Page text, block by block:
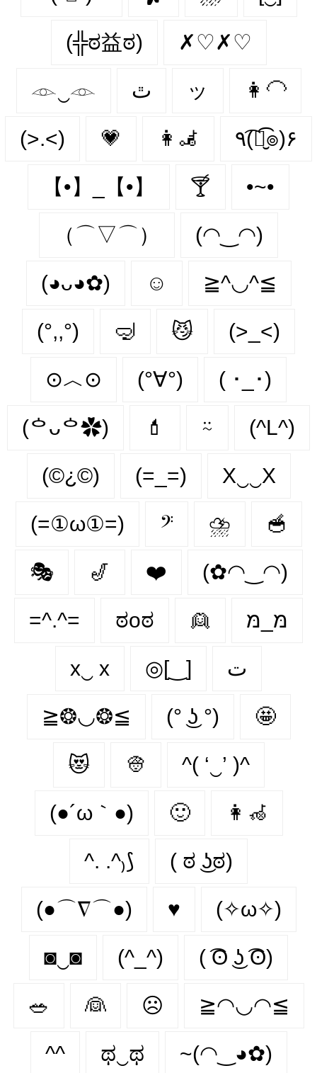
(╬ಠ益ಠ) ✗♡✗♡
𓁹‿𓁹 ٿ ッ 👩‍🦲
(>.<) 💗 👩‍🦼‍ ٩(͡๏̮͡๏)۶
【•】_【•】 🍸 •~•
（⌒▽⌒） (◠‿◠)
(◕ᴗ◕✿) ☺️ ≧^◡^≦
(°,,°) 🤿 😼 (>_<)
⊙︿⊙ (°∀°) ( ･_･)
(ᅌᴗᅌ✿) 💄 ⍨ (^L^)
(©¿©) (=_=) X‿‿X
(=①ω①=) 𝄢 ⛈️ 🥣
🎭 🎷 ❤️ (✿◠‿◠)
=^.^= ಠoಠ 👱 מּ_מּ
x‿ х ◎[‿] ت
≧❂◡❂≦ (° ͜ʖ °) 🤩
😻 👳 ^( ‘‿’ )^
(●´ω｀●) 🙂‍ 👩‍🦽‍
^. .^₎⟆ ( ಠ ͜ʖಠ)
(●⌒∇⌒●) ♥️ (✧ω✧)
◙‿◙ (^_^) ( ͡ʘ ͜ʖ ͡ʘ)
🥗 👰‍ ☹️ ≧◠◡◠≦
^^ ಥ‿ಥ ~(◠‿◕✿)